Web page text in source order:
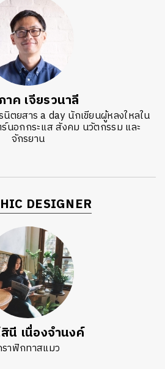
าค เจียรวนาลี
ตยสาร a day นักเขียนผู้หลงใหลใน
อกกระแส สังคม นวัตกรรม และ
จักรยาน
DESIGNER
เนื่องจำนงค์
าฟิกทาสแมว